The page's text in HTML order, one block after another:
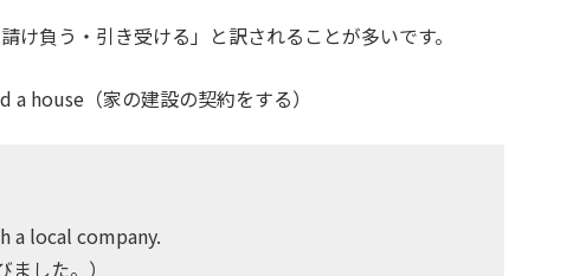
け負う・引き受ける」と訳されることが多いです。
a house （家の建設の契約をする）
a local company.
した。）